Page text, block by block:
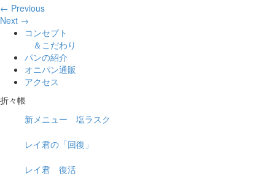
← Previous
Next →
コンセプト
＆こだわり
パンの紹介
オニパン通販
アクセス
折々帳
新メニュー 塩ラスク
レイ君の「回復」
レイ君 復活